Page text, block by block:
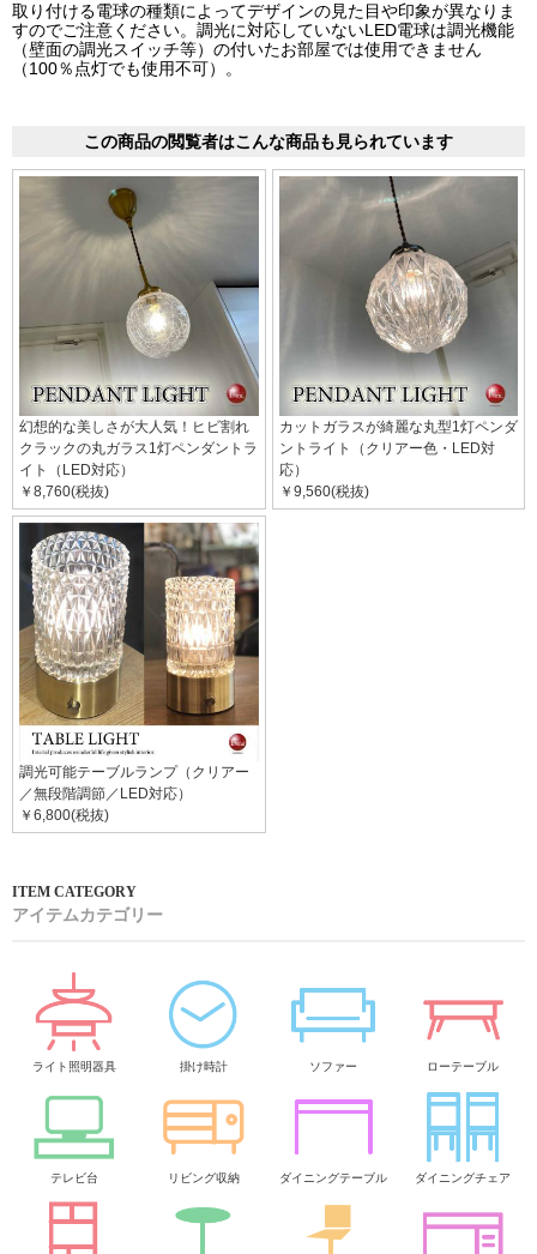
取り付ける電球の種類によってデザインの見た目や印象が異なりま
すのでご注意ください。調光に対応していないLED電球は調光機能
（壁面の調光スイッチ等）の付いたお部屋では使用できません
（100％点灯でも使用不可）。
この商品の閲覧者はこんな商品も見られています
幻想的な美しさが大人気！ヒビ割れ
クラックの丸ガラス1灯ペンダントラ
イト（LED対応）
￥8,760(税抜)
カットガラスが綺麗な丸型1灯ペンダ
ントライト（クリアー色・LED対
応）
￥9,560(税抜)
調光可能テーブルランプ（クリアー
／無段階調節／LED対応）
￥6,800(税抜)
アイテムカテゴリー
ライト照明器具 掛け時計 ソファー ローテーブル
テレビ台 リビング収納 ダイニングテーブル ダイニングチェア